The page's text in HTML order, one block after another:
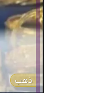
ذهب